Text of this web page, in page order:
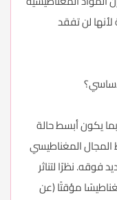
لن تفقد
يكون أبسط حالة
نمط المجال المغناطيسي
فوقه. نظرًا لتناثر
مؤقتًا (عن